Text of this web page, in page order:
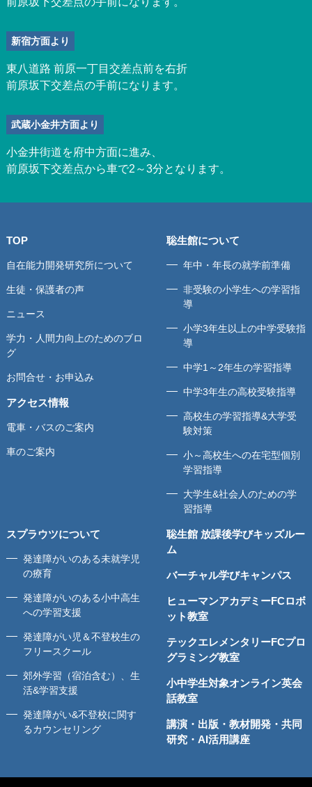
新宿方面より
東八道路 前原一丁目交差点前を右折
前原坂下交差点の手前になります。
武蔵小金井方面より
小金井街道を府中方面に進み、
前原坂下交差点から車で2～3分となります。
TOP
自在能力開発研究所について
生徒・保護者の声
ニュース
学力・人間力向上のためのブロ
グ
お問合せ・お申込み
アクセス情報
電車・バスのご案内
車のご案内
聡生館について
年中・年長の就学前準備
非受験の小学生への学習指
導
小学3年生以上の中学受験指
導
中学1～2年生の学習指導
中学3年生の高校受験指導
高校生の学習指導&大学受
験対策
小～高校生への在宅型個別
学習指導
大学生&社会人のための学
習指導
スプラウツについて
発達障がいのある未就学児
の療育
発達障がいのある小中高生
への学習支援
発達障がい児＆不登校生の
フリースクール
郊外学習（宿泊含む）、生
活&学習支援
発達障がい&不登校に関す
るカウンセリング
聡生館 放課後学びキッズルー
ム
バーチャル学びキャンパス
ヒューマンアカデミーFCロボ
ット教室
テックエレメンタリーFCプロ
グラミング教室
小中学生対象オンライン英会
話教室
講演・出版・教材開発・共同
研究・AI活用講座